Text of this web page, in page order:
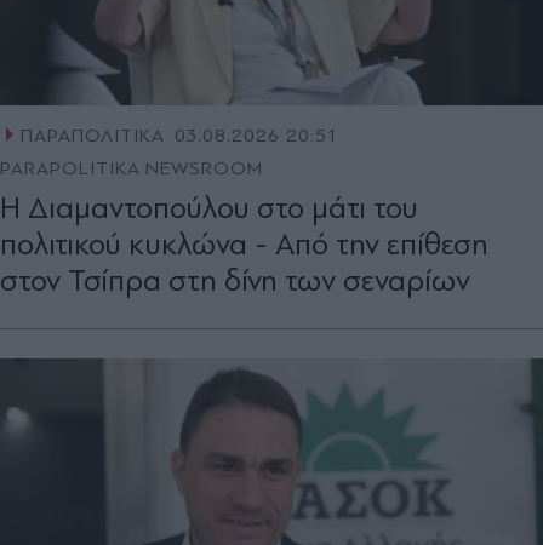
ΠΑΡΑΠΟΛΙΤΙΚΑ 03.08.2026 20:51
PARAPOLITIKA NEWSROOM
Η Διαμαντοπούλου στο μάτι του
πολιτικού κυκλώνα - Από την επίθεση
στον Τσίπρα στη δίνη των σεναρίων